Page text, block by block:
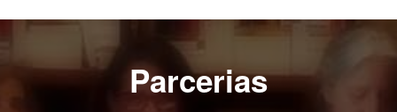
Parcerias